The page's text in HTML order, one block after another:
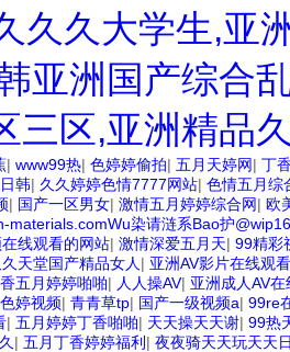
久久大学生,亚
亚洲国产综合
三区,亚洲精品
| www99热| 色婷婷偷拍| 五月天婷网| 丁
韩| 久久婷婷色情7777网站| 色情五月综
| 国产一区男女| 激情五月婷婷综合网| 欧
materials.comWu染请涟系Bao护
线观看的网站| 激情深爱五月天| 99精彩
天堂国产精品女人 | 亚洲AV影片在线观看
五月婷婷啪啪| 人人操AV| 亚洲成人AV
色婷视频| 青青草tp| 国产一级视频a| 99re
| 五月婷婷丁香啪啪| 天天操天天谢| 99热
| 五月丁香婷婷福利 | 夜夜骑天天玩天天